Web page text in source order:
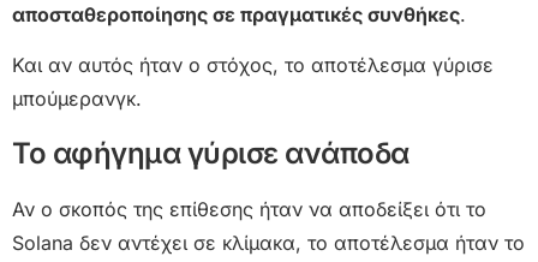
αποσταθεροποίησης σε πραγματικές συνθήκες.
Και αν αυτός ήταν ο στόχος, το αποτέλεσμα γύρισε
μπούμερανγκ.
Το αφήγημα γύρισε ανάποδα
Αν ο σκοπός της επίθεσης ήταν να αποδείξει ότι το
Solana δεν αντέχει σε κλίμακα, το αποτέλεσμα ήταν το